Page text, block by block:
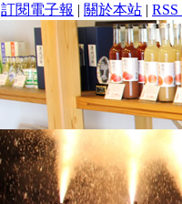
訂閱電子報 | 關於本站 | RSS